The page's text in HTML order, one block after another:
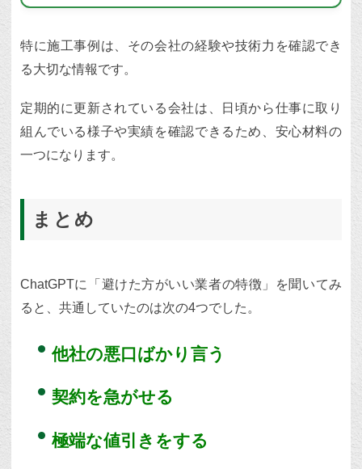
特に施工事例は、その会社の経験や技術力を確認でき
る大切な情報です。
定期的に更新されている会社は、日頃から仕事に取り
組んでいる様子や実績を確認できるため、安心材料の
一つになります。
まとめ
ChatGPTに「避けた方がいい業者の特徴」を聞いてみ
ると、共通していたのは次の4つでした。
他社の悪口ばかり言う
契約を急がせる
極端な値引きをする